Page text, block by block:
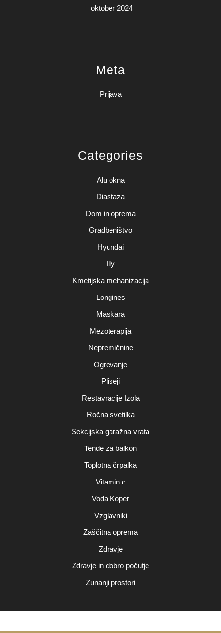
oktober 2024
Meta
Prijava
Categories
Alu okna
Diastaza
Dom in oprema
Gradbeništvo
Hyundai
Illy
Kmetijska mehanizacija
Longines
Maskara
Mezoterapija
Nepremičnine
Ogrevanje
Pliseji
Restavracije Izola
Ročna svetilka
Sekcijska garažna vrata
Tende za balkon
Toplotna črpalka
Vitamin c
Voda Koper
Vzglavniki
Zaščitna oprema
Zdravje
Zdravje in dobro počutje
Zunanji prostori